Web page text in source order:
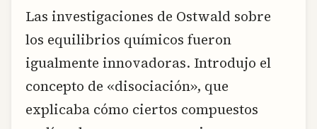
Las investigaciones de Ostwald sobre
los equilibrios químicos fueron
igualmente innovadoras. Introdujo el
concepto de «disociación», que
explicaba cómo ciertos compuestos